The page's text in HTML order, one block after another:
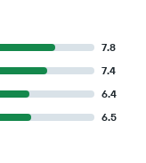
7.8
7.4
6.4
6.5